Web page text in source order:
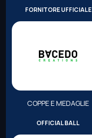
FORNITORE UFFICIALE
COPPE E MEDAGLIE
OFFICIAL BALL